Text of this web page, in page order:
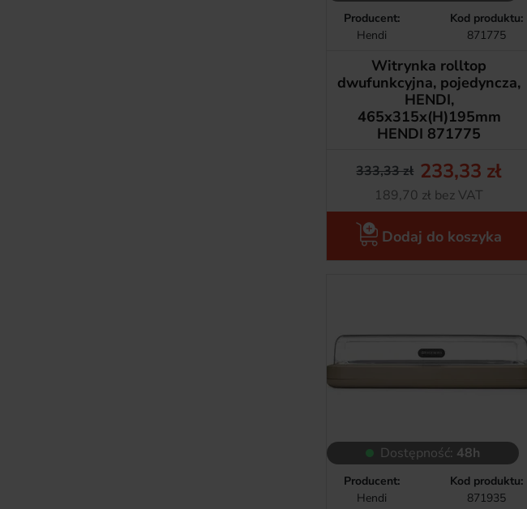
Producent:
Hendi
Kod produktu:
871775
Witrynka rolltop
dwufunkcyjna, pojedyncza,
HENDI,
465x315x(H)195mm
HENDI 871775
Cena podstawowa
333,33 zł Cena
233,33 zł
Netto
189,70 zł bez VAT
Dodaj do koszyka
Dostępność: 48h
Producent:
Hendi
Kod produktu:
871935